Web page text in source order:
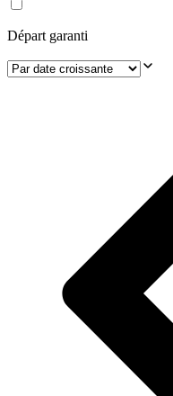
Départ garanti